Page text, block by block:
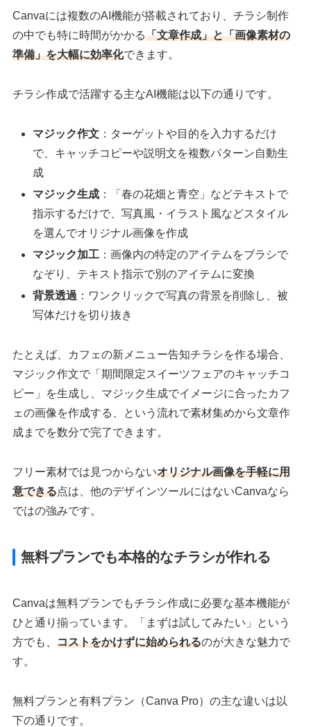
Canvaには複数のAI機能が搭載されており、チラシ制作
の中でも特に時間がかかる「文章作成」と「画像素材の
準備」を大幅に効率化できます。
チラシ作成で活躍する主なAI機能は以下の通りです。
マジック作文 ：ターゲットや目的を入力するだけ
で、キャッチコピーや説明文を複数パターン自動生
成
マジック生成 ：「春の花畑と青空」などテキストで
指示するだけで、写真風・イラスト風などスタイル
を選んでオリジナル画像を作成
マジック加工 ：画像内の特定のアイテムをブラシで
なぞり、テキスト指示で別のアイテムに変換
背景透過 ：ワンクリックで写真の背景を削除し、被
写体だけを切り抜き
たとえば、カフェの新メニュー告知チラシを作る場合、
マジック作文で「期間限定スイーツフェアのキャッチコ
ピー」を生成し、マジック生成でイメージに合ったカフ
ェの画像を作成する、という流れで素材集めから文章作
成までを数分で完了できます。
フリー素材では見つからないオリジナル画像を手軽に用
意できる点は、他のデザインツールにはないCanvaなら
ではの強みです。
無料プランでも本格的なチラシが作れる
Canvaは無料プランでもチラシ作成に必要な基本機能が
ひと通り揃っています。「まずは試してみたい」という
方でも、コストをかけずに始められるのが大きな魅力で
す。
無料プランと有料プラン（Canva Pro）の主な違いは以
下の通りです。